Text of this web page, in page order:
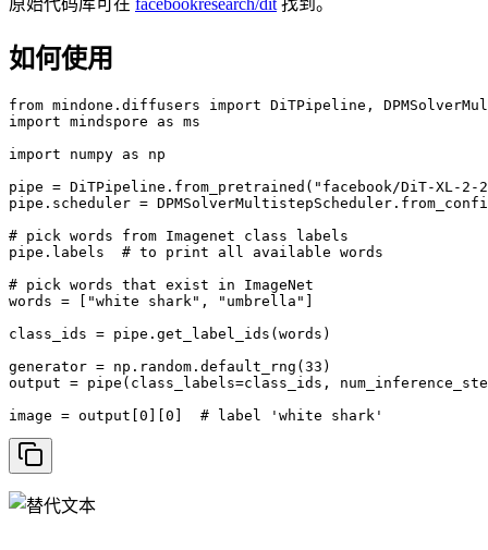
原始代码库可在 facebookresearch/dit 找到。
如何使用
from mindone.diffusers import DiTPipeline,
import mindspore as ms
import numpy as np
pipe = DiTPipeline.from_pretrained("facebook/DiT-XL-2-
pipe.scheduler =
# pick words from Imagenet class labels
pipe.labels  # to print all available words
# pick words that exist in ImageNet
words = ["white shark", "umbrella"]
class_ids = pipe.get_label_ids(words)
generator = np.random.default_rng(33)
output = pipe(class_labels=class_ids,
image = output[0][0]  # label 'white shark'